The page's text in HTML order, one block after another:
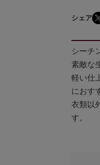
シェア
シーチ
素敵な
軽い仕
におす
衣類以
す。